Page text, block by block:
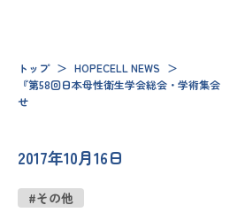
トップ ＞ HOPECELL NEWS ＞
『第58回日本母性衛生学会総会・学術集
せ
2017年10月16日
#その他